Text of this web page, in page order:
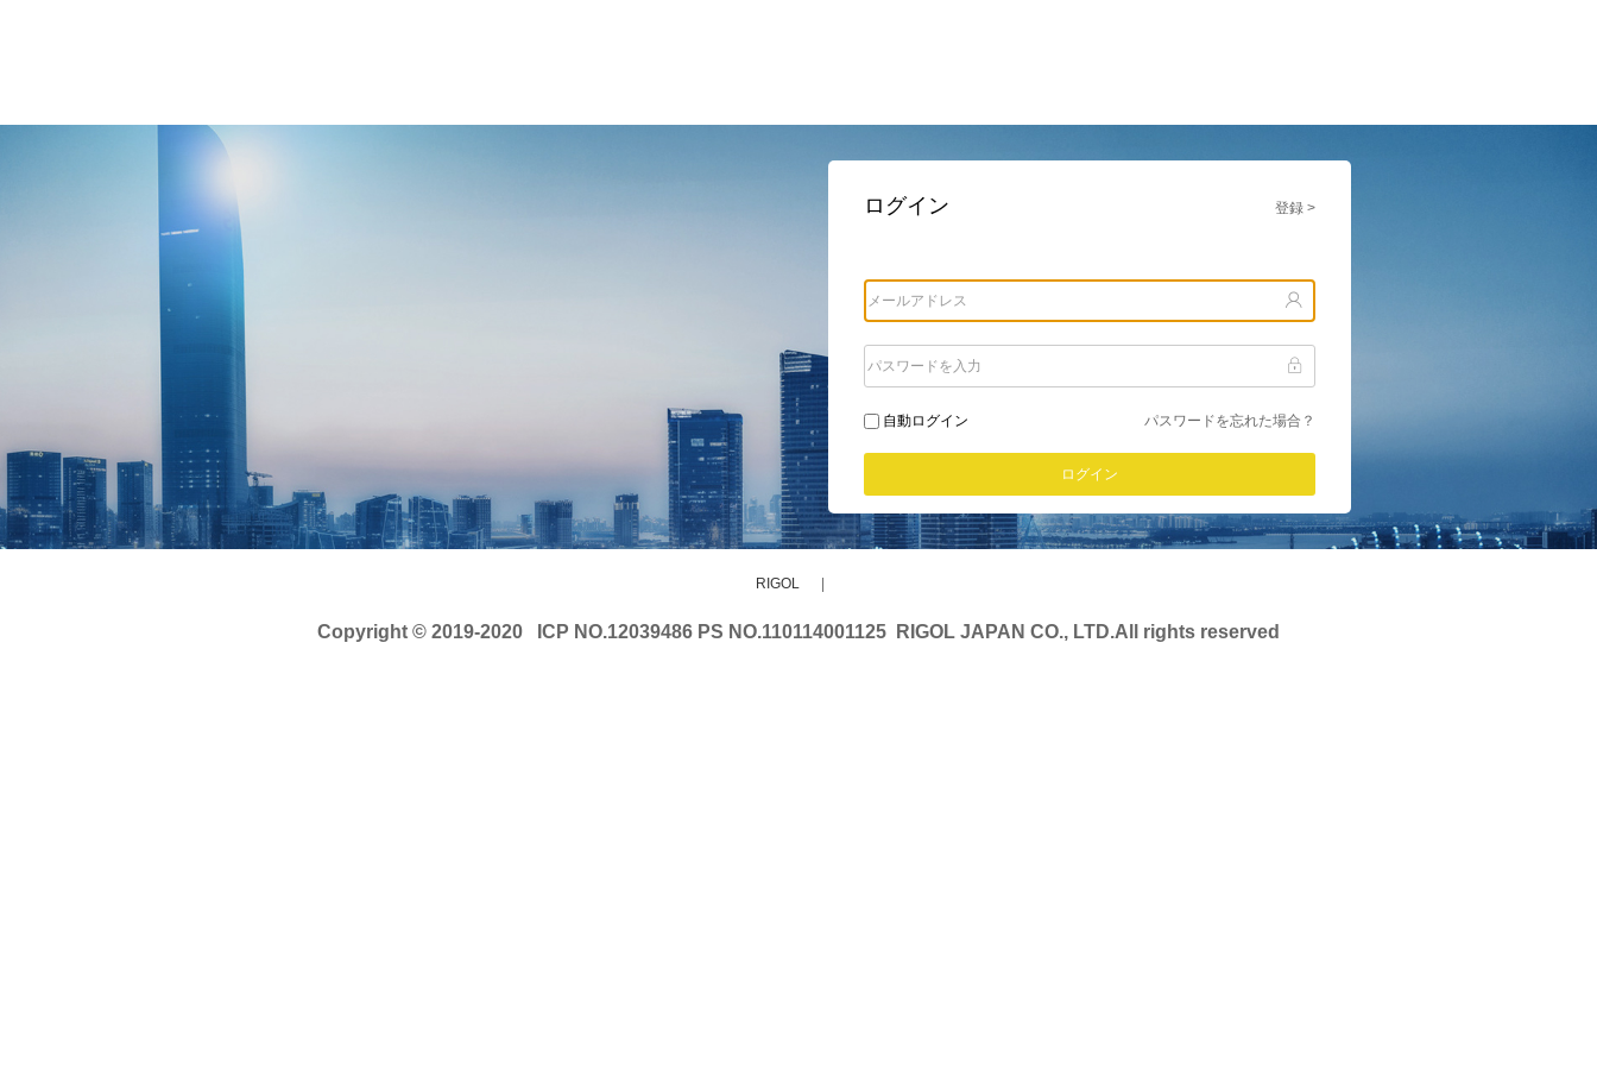
ログイン 登録 >
自動ログイン パスワードを忘れた場合？
ログイン
RIGOL
Copyright © 2019-2020 ICP NO.12039486 PS NO.110114001125 RIGOL JAPAN CO., LTD.All rights reserved